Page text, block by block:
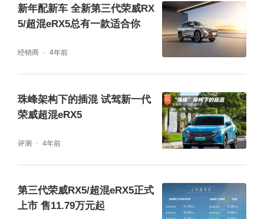
宽车身，彰显越级宽体气势。
动力方面，全新第三代RX5/混动eRX5双车齐
新年配新车 全新第三代荣威RX
5/超混eRX5总有一款适合你
经销商 4年前
珠峰架构下的插混 试驾新一代
荣威超混eRX5
评测 4年前
第三代荣威RX5/超混eRX5正式
上市 售11.79万元起